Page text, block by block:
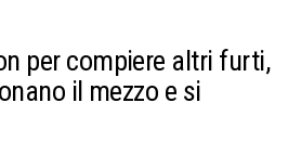
per compiere altri furti,
il mezzo e si